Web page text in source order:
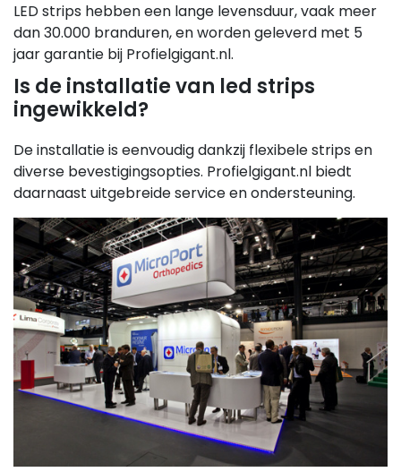
LED strips hebben een lange levensduur, vaak meer
dan 30.000 branduren, en worden geleverd met 5
jaar garantie bij Profielgigant.nl.
Is de installatie van led strips
ingewikkeld?
De installatie is eenvoudig dankzij flexibele strips en
diverse bevestigingsopties. Profielgigant.nl biedt
daarnaast uitgebreide service en ondersteuning.